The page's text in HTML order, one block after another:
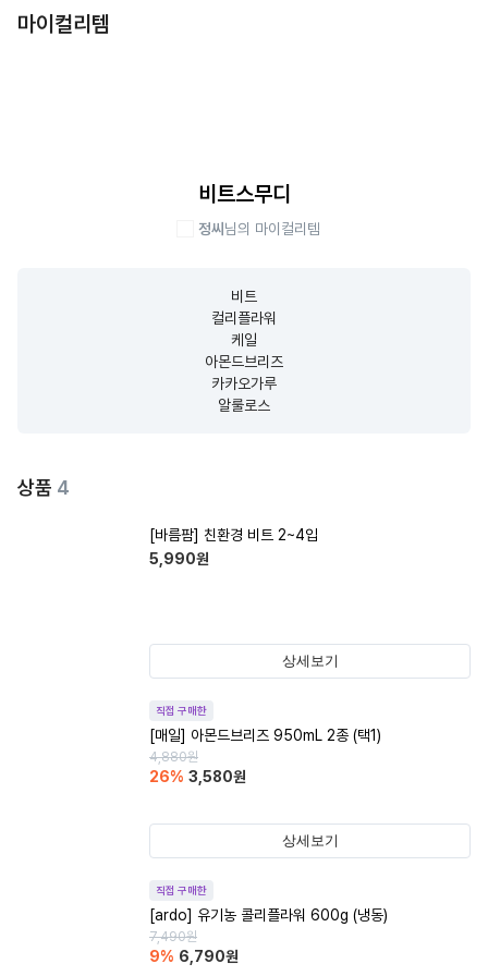
마이컬리템
비트스무디
정씨 님의 마이컬리템
비트
컬리플라워
케일
아몬드브리즈
카카오가루
알룰로스
상품 4
[바름팜] 친환경 비트 2~4입
5,990원
상세보기
직접 구매한
[매일] 아몬드브리즈 950mL 2종 (택1)
4,880원
26% 3,580원
상세보기
직접 구매한
[ardo] 유기농 콜리플라워 600g (냉동)
7,490원
9% 6,790원